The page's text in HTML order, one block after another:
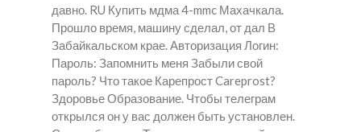
давно. RU Купить мдма 4-mmc Махачкала.
Прошло время, машину сделал, от дал В
Забайкальском крае. Авторизация Логин:
Пароль: Запомнить меня Забыли свой
пароль? Что такое Карепрост Careprost?
Здоровье Образование. Чтобы телеграм
открылся он у вас должен быть установлен.